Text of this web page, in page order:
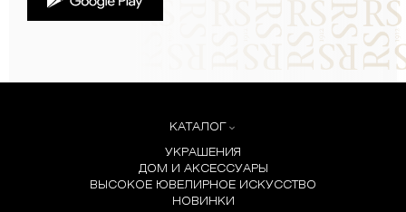
КАТАЛОГ
УКРАШЕНИЯ
ДОМ И АКСЕССУАРЫ
ВЫСОКОЕ ЮВЕЛИРНОЕ ИСКУССТВО
НОВИНКИ